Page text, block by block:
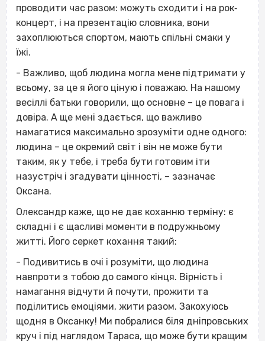
проводити час разом: можуть сходити і на рок‐
концерт, і на презентацію словника, вони
захоплюються спортом, мають спільні смаки у
їжі.
- Важливо, щоб людина могла мене підтримати у
всьому, за це я його ціную і поважаю. На нашому
весіллі батьки говорили, що основне – це повага і
довіра. А ще мені здається, що важливо
намагатися максимально зрозуміти одне одного:
людина – це окремий світ і він не може бути
таким, як у тебе, і треба бути готовим іти
назустріч і згадувати цінності, – зазначає
Оксана.
Олександр каже, що не дає коханню терміну: є
складні і є щасливі моменти в подружньому
житті. Його серкет кохання такий:
- Подивитись в очі і розуміти, що людина
навпроти з тобою до самого кінця. Вірність і
намагання відчути й почути, прожити та
поділитись емоціями, жити разом. Закохуюсь
щодня в Оксанку! Ми побралися біля дніпровських
круч і під наглядом Тараса, що може бути кращим